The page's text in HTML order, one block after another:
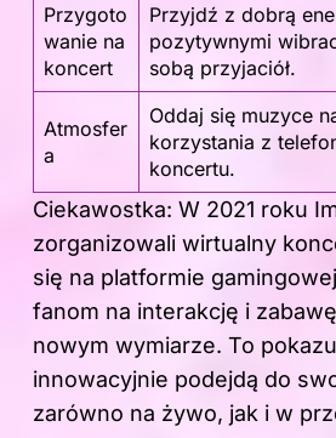
Przygoto
wanie na
koncert
Przyjdź z dobrą
pozytywnymi
sobą przyjaciół.
Atmosfer
a
Oddaj się muzyce
korzystania z
koncertu.
Ciekawostka: W 2021 roku
zorganizowali wirtualny
się na platformie
fanom na interakcję i
nowym wymiarze. To
innowacyjnie podejdą do
zarówno na żywo, jak i w